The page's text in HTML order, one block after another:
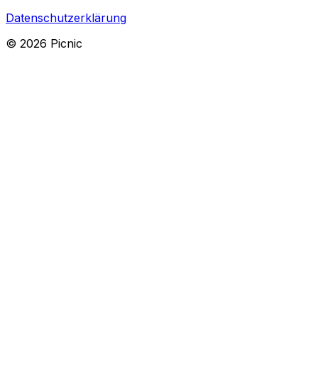
Datenschutzerklärung
© 2026 Picnic